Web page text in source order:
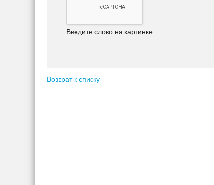
Введите слово на картинке
Возврат к списку